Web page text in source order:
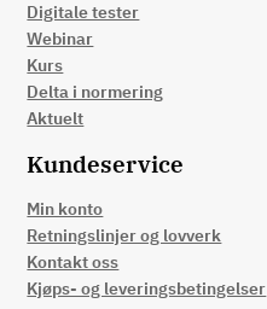
Digitale tester
Webinar
Kurs
Delta i normering
Aktuelt
Kundeservice
Min konto
Retningslinjer og lovverk
Kontakt oss
Kjøps- og leveringsbetingelser